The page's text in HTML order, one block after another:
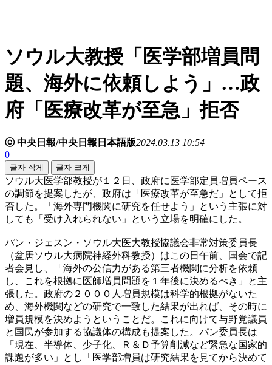
ソウル大教授「医学部増員問
題、海外に依頼しよう」…政
府「医療改革が至急」拒否
ⓒ 中央日報/中央日報日本語版2024.03.13 10:54
0
글자 작게 글자 크게
ソウル大医学部教授が１２日、政府に医学部定員増員ペース
の調節を提案したが、政府は「医療改革が至急だ」として拒
否した。「海外専門機関に研究を任せよう」という主張に対
しても「受け入れられない」という立場を明確にした。
パン・ジェスン・ソウル大医大教授協議会非常対策委員長
（盆唐ソウル大病院神経外科教授）はこの日午前、国会で記
者会見し、「海外の公信力がある第三者機関に分析を依頼
し、これを根拠に医師増員問題を１年後に決めるべき」と主
張した。政府の２０００人増員規模は科学的根拠がないた
め、海外機関などの研究で一致した結果が出れば、その時に
増員規模を決めようということだ。これに向けて与野党議員
と国民が参加する協議体の構成も提案した。パン委員長は
「現在、半導体、少子化、Ｒ＆Ｄ予算削減など緊急な国家的
課題が多い」とし「医学部増員は研究結果を見てから決めて